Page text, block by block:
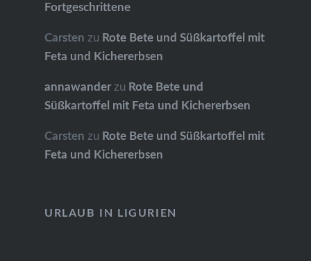
Fortgeschrittene
Carsten zu Rote Bete und Süßkartoffel mit
Feta und Kichererbsen
annawanderzu Rote Bete und
Süßkartoffel mit Feta und Kichererbsen
Carsten zu Rote Bete und Süßkartoffel mit
Feta und Kichererbsen
URLAUB IN LIGURIEN